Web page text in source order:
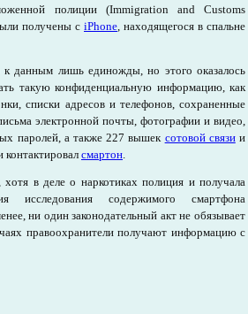
полиции (Immigration and Customs
получены с iPhone, находящегося в спальне
к данным лишь единожды, но этого оказалось
такую конфиденциальную информацию, как
списки адресов и телефонов, сохраненные
электронной почты, фотографии и видео,
паролей, а также 227 вышек сотовой связии
контактировал смартон.
в деле о наркотиках полиция и получала
исследования содержимого смартфона
ни один законодательный акт не обязывает
правоохранители получают информацию с